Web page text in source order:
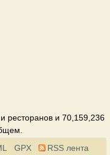
аспиранта
ресторанов и 70,159,236
GPX RSS лента